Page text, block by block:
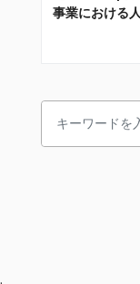
事業における